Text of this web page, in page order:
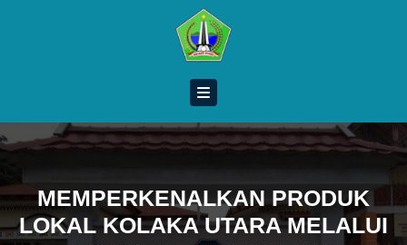
MEMPERKENALKAN PRODUK
LOKAL KOLAKA UTARA MELALUI